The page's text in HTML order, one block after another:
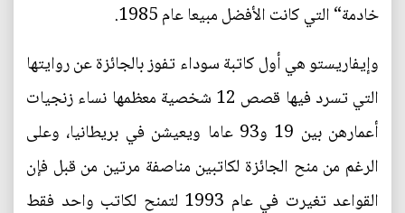
خادمة“ التي كانت الأفضل مبيعا عام 1985.
وإيفاريستو هي أول كاتبة سوداء تفوز بالجائزة عن روايتها
التي تسرد فيها قصص 12 شخصية معظمها نساء زنجيات
أعمارهن بين 19 و93 عاما ويعيشن في بريطانيا، وعلى
الرغم من منح الجائزة لكاتبين مناصفة مرتين من قبل فإن
القواعد تغيرت في عام 1993 لتمنح لكاتب واحد فقط